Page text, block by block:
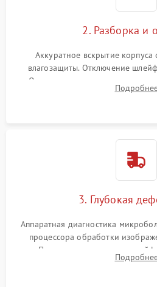
2. Разборка и
Аккуратное вскрытие корпуса
влагозащиты. Отключение
Очистка внутренних плат от
обработка германиевого
3. Глубокая
Аппаратная диагностика
процессора обработки
Проверка целостности
интерфейсов связи. Выявление